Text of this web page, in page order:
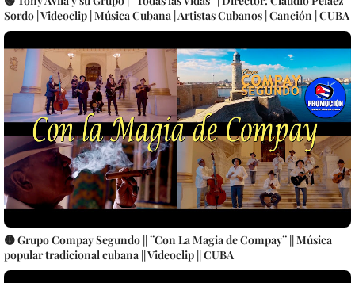
Sordo | Videoclip | Música Cubana | Artistas Cubanos | Canción | CUBA
🟡 Grupo Compay Segundo || ¨Con La Magia de Compay¨ || Música
popular tradicional cubana || Videoclip || CUBA